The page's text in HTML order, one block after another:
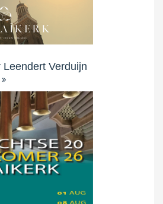
Verduijn